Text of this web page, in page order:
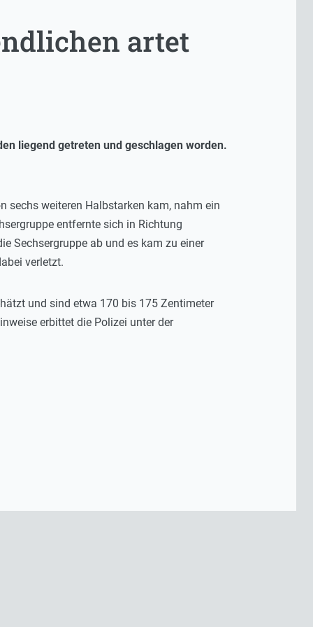
artet
liegend getreten und geschlagen worden.
sechs weiteren Halbstarken kam, nahm ein
entfernte sich in Richtung
Sechsergruppe ab und es kam zu einer
verletzt.
und sind etwa 170 bis 175 Zentimeter
erbittet die Polizei unter der